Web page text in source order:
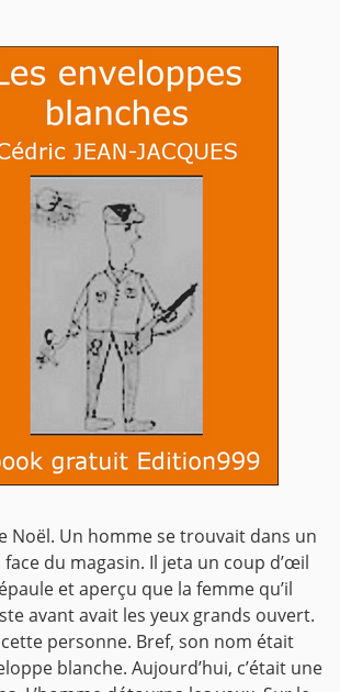
Noël. Un homme se trouvait dans un
du magasin. Il jeta un coup d’œil
et aperçu que la femme qu’il
avant avait les yeux grands ouvert.
personne. Bref, son nom était
blanche. Aujourd’hui, c’était une